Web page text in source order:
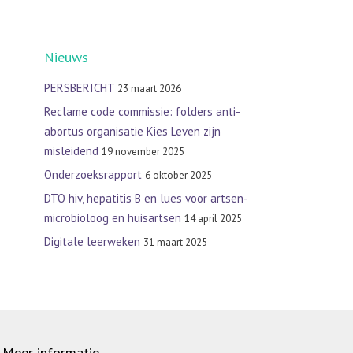
Nieuws
PERSBERICHT 23 maart 2026
Reclame code commissie: folders anti-
abortus organisatie Kies Leven zijn
misleidend 19 november 2025
Onderzoeksrapport 6 oktober 2025
DTO hiv, hepatitis B en lues voor artsen-
microbioloog en huisartsen 14 april 2025
Digitale leerweken 31 maart 2025